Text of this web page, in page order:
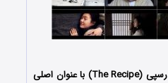
فیلم سینمایی دستور آشپزی یا رسپی (The Recipe) با عنوان اصلی